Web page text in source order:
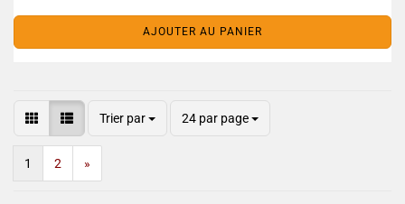
AJOUTER AU PANIER
Trier par 24 par page
1 2 »